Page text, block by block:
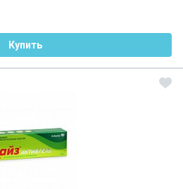
Купить